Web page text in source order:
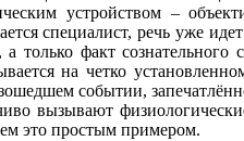
устройством –
специалист, речь уже
факт сознательного
на четко
событии,
вызывают
это простым примером.